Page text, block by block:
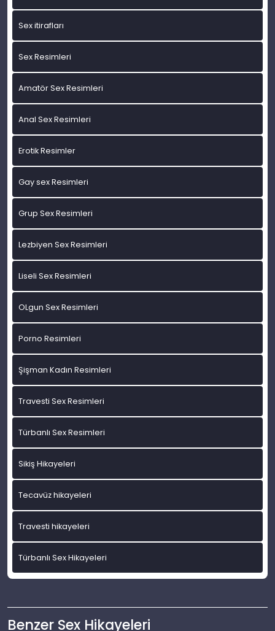
Sex itirafları
Sex Resimleri
Amatör Sex Resimleri
Anal Sex Resimleri
Erotik Resimler
Gay sex Resimleri
Grup Sex Resimleri
Lezbiyen Sex Resimleri
Liseli Sex Resimleri
OLgun Sex Resimleri
Porno Resimleri
Şişman Kadın Resimleri
Travesti Sex Resimleri
Türbanlı Sex Resimleri
Sikiş Hikayeleri
Tecavüz hikayeleri
Travesti hikayeleri
Türbanlı Sex Hikayeleri
Benzer Sex Hikayeleri